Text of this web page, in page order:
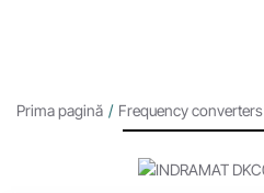
Prima pagină / Frequency converters